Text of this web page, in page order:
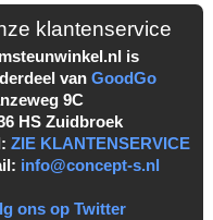
klantenservice
is
van GoodGo
9C
HS Zuidbroek
ZIE KLANTENSERVICE
info@concept-s.nl
ons op Twitter